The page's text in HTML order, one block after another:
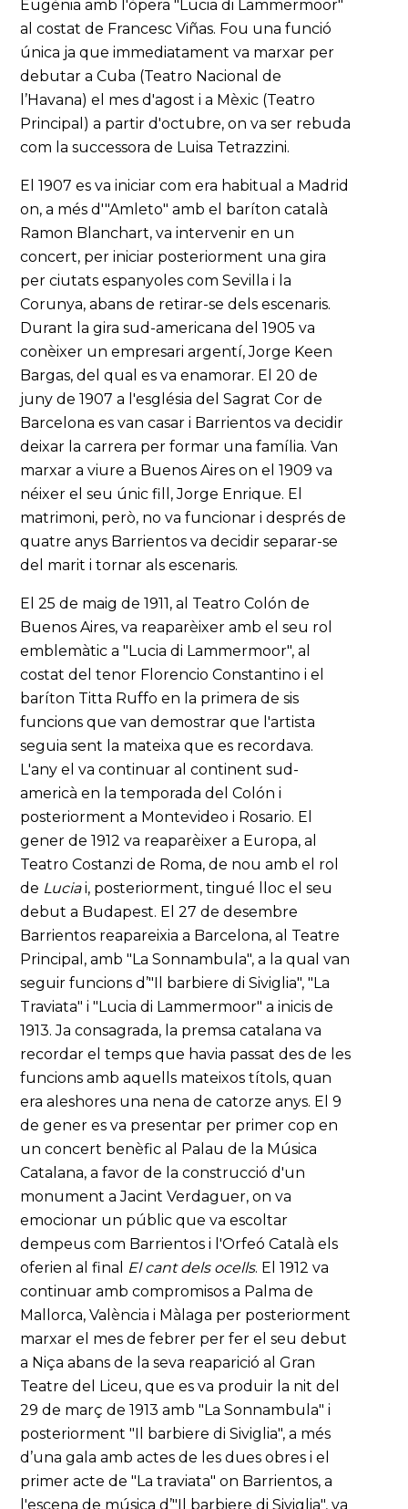
Eugènia amb l'òpera "Lucia di Lammermoor"
al costat de Francesc Viñas. Fou una funció
única ja que immediatament va marxar per
debutar a Cuba (Teatro Nacional de
l’Havana) el mes d'agost i a Mèxic (Teatro
Principal) a partir d'octubre, on va ser rebuda
com la successora de Luisa Tetrazzini.
El 1907 es va iniciar com era habitual a Madrid
on, a més d'"Amleto" amb el baríton català
Ramon Blanchart, va intervenir en un
concert, per iniciar posteriorment una gira
per ciutats espanyoles com Sevilla i la
Corunya, abans de retirar-se dels escenaris.
Durant la gira sud-americana del 1905 va
conèixer un empresari argentí, Jorge Keen
Bargas, del qual es va enamorar. El 20 de
juny de 1907 a l'església del Sagrat Cor de
Barcelona es van casar i Barrientos va decidir
deixar la carrera per formar una família. Van
marxar a viure a Buenos Aires on el 1909 va
néixer el seu únic fill, Jorge Enrique. El
matrimoni, però, no va funcionar i després de
quatre anys Barrientos va decidir separar-se
del marit i tornar als escenaris.
El 25 de maig de 1911, al Teatro Colón de
Buenos Aires, va reaparèixer amb el seu rol
emblemàtic a "Lucia di Lammermoor", al
costat del tenor Florencio Constantino i el
baríton Titta Ruffo en la primera de sis
funcions que van demostrar que l'artista
seguia sent la mateixa que es recordava.
L'any el va continuar al continent sud-
americà en la temporada del Colón i
posteriorment a Montevideo i Rosario. El
gener de 1912 va reaparèixer a Europa, al
Teatro Costanzi de Roma, de nou amb el rol
de Luciai, posteriorment, tingué lloc el seu
debut a Budapest. El 27 de desembre
Barrientos reapareixia a Barcelona, al Teatre
Principal, amb "La Sonnambula", a la qual van
seguir funcions d’"Il barbiere di Siviglia", "La
Traviata" i "Lucia di Lammermoor" a inicis de
1913. Ja consagrada, la premsa catalana va
recordar el temps que havia passat des de les
funcions amb aquells mateixos títols, quan
era aleshores una nena de catorze anys. El 9
de gener es va presentar per primer cop en
un concert benèfic al Palau de la Música
Catalana, a favor de la construcció d'un
monument a Jacint Verdaguer, on va
emocionar un públic que va escoltar
dempeus com Barrientos i l'Orfeó Català els
oferien al final El cant dels ocells. El 1912 va
continuar amb compromisos a Palma de
Mallorca, València i Màlaga per posteriorment
marxar el mes de febrer per fer el seu debut
a Niça abans de la seva reaparició al Gran
Teatre del Liceu, que es va produir la nit del
29 de març de 1913 amb "La Sonnambula" i
posteriorment "Il barbiere di Siviglia", a més
d’una gala amb actes de les dues obres i el
primer acte de "La traviata" on Barrientos, a
l'escena de música d’"Il barbiere di Siviglia", va